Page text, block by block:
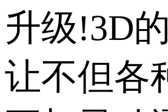
升级!3D
让不但各